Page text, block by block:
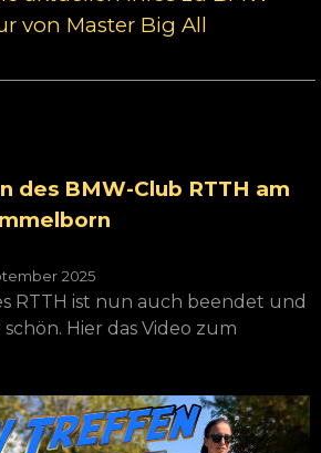
von Master Big All
des BMW-Club RTTH am
2025
RTTH ist nun auch beendet und
Hier das Video zum